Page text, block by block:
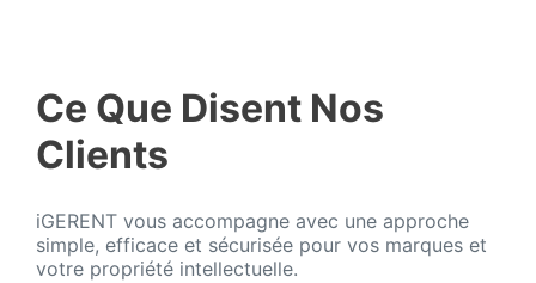
Ce Que Disent Nos
Clients
iGERENT vous accompagne avec une approche
simple, efficace et sécurisée pour vos marques et
votre propriété intellectuelle.